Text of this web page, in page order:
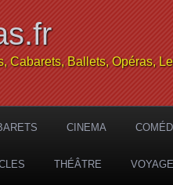
Cabarets, Ballets, Opéras,
CINEMA
THÉÂTRE